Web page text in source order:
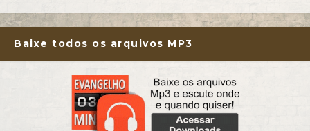
Baixe todos os arquivos MP3